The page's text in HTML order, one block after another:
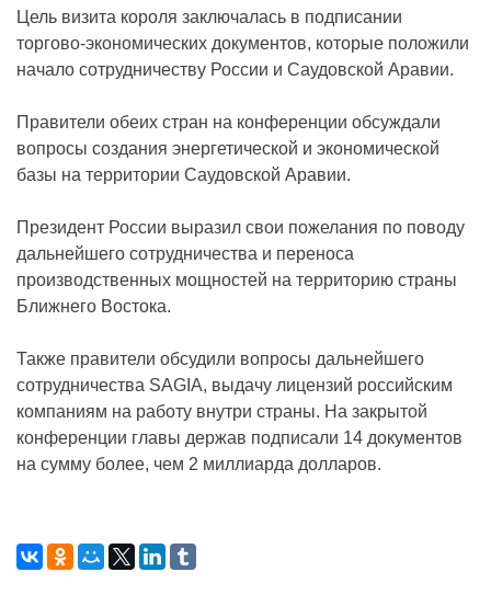
Цель визита короля заключалась в подписании
торгово-экономических документов, которые положили
начало сотрудничеству России и Саудовской Аравии.
Правители обеих стран на конференции обсуждали
вопросы создания энергетической и экономической
базы на территории Саудовской Аравии.
Президент России выразил свои пожелания по поводу
дальнейшего сотрудничества и переноса
производственных мощностей на территорию страны
Ближнего Востока.
Также правители обсудили вопросы дальнейшего
сотрудничества SAGIA, выдачу лицензий российским
компаниям на работу внутри страны. На закрытой
конференции главы держав подписали 14 документов
на сумму более, чем 2 миллиарда долларов.